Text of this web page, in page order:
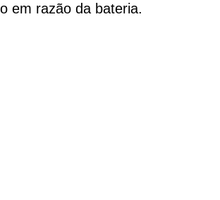
em razão da bateria.